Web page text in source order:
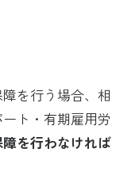
を行う場合、相
ト・有期雇用労
を行わなければ